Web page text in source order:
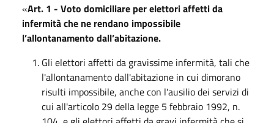
«Art. 1 - Voto domiciliare per elettori affetti da
infermità che ne rendano impossibile
l’allontanamento dall’abitazione.
Gli elettori affetti da gravissime infermità, tali che
l'allontanamento dall'abitazione in cui dimorano
risulti impossibile, anche con l'ausilio dei servizi di
cui all'articolo 29 della legge 5 febbraio 1992, n.